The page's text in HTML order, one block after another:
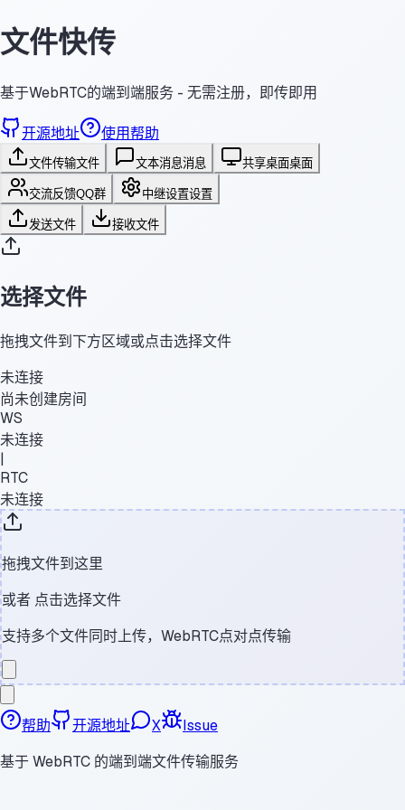
文件快传
基于WebRTC的端到端服务 - 无需注册，即传即用
开源地址 使用帮助
文件传输文件 文本消息消息 共享桌面桌面
交流反馈QQ群 中继设置设置
发送文件 接收文件
选择文件
拖拽文件到下方区域或点击选择文件
未连接
尚未创建房间
WS
未连接
|
RTC
未连接
拖拽文件到这里
或者 点击选择文件
支持多个文件同时上传，WebRTC点对点传输
帮助 开源地址 X
Issue
基于 WebRTC 的端到端文件传输服务